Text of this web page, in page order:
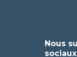
Nous